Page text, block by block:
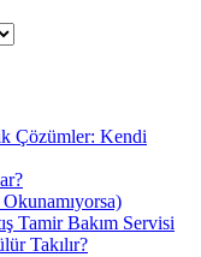
Çözümler: Kendi
Tamir Bakım Servisi
Takılır?